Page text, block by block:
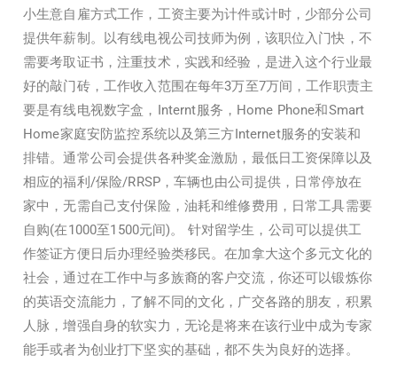
小生意自雇方式工作，工资主要为计件或计时，少部分公司
提供年薪制。以有线电视公司技师为例，该职位入门快，不
需要考取证书，注重技术，实践和经验，是进入这个行业最
好的敲门砖，工作收入范围在每年3万至7万间，工作职责主
要是有线电视数字盒，Internt服务，Home Phone和Smart
Home家庭安防监控系统以及第三方Internet服务的安装和
排错。通常公司会提供各种奖金激励，最低日工资保障以及
相应的福利/保险/RRSP，车辆也由公司提供，日常停放在
家中，无需自己支付保险，油耗和维修费用，日常工具需要
自购(在1000至1500元间)。 针对留学生，公司可以提供工
作签证方便日后办理经验类移民。在加拿大这个多元文化的
社会，通过在工作中与多族裔的客户交流，你还可以锻炼你
的英语交流能力，了解不同的文化，广交各路的朋友，积累
人脉，增强自身的软实力，无论是将来在该行业中成为专家
能手或者为创业打下坚实的基础，都不失为良好的选择。